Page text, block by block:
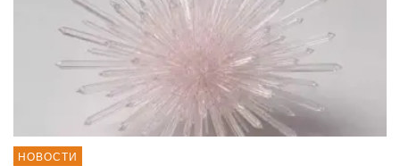
НОВОСТИ